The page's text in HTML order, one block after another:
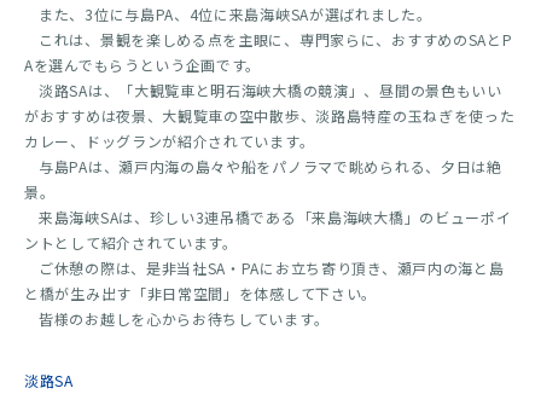
また、3位に与島PA、4位に来島海峡SAが選ばれました。
これは、景観を楽しめる点を主眼に、専門家らに、おすすめのSAとP
Aを選んでもらうという企画です。
淡路SAは、「大観覧車と明石海峡大橋の競演」、昼間の景色もいい
がおすすめは夜景、大観覧車の空中散歩、淡路島特産の玉ねぎを使った
カレー、ドッグランが紹介されています。
与島PAは、瀬戸内海の島々や船をパノラマで眺められる、夕日は絶
景。
来島海峡SAは、珍しい3連吊橋である「来島海峡大橋」のビューポイ
ントとして紹介されています。
ご休憩の際は、是非当社SA・PAにお立ち寄り頂き、瀬戸内の海と島
と橋が生み出す「非日常空間」を体感して下さい。
皆様のお越しを心からお待ちしています。
淡路SA